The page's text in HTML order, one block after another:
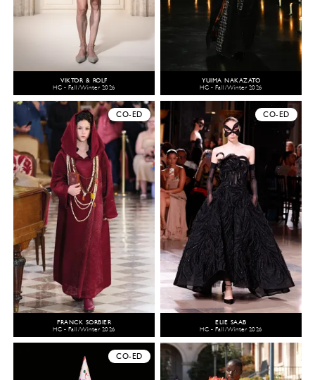
VIKTOR & ROLF
HC - Fall/Winter 2026
YUIMA NAKAZATO
HC - Fall/Winter 2026
CO-ED
FRANCK SORBIER
HC - Fall/Winter 2026
CO-ED
ELIE SAAB
HC - Fall/Winter 2026
CO-ED